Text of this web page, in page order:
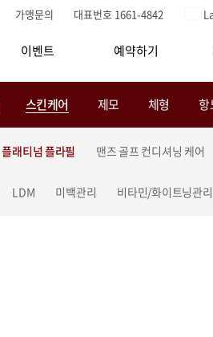
가맹문의 대표번호 1661-4842
이벤트 예약하기
스킨케어
플래티넘 플라필 맨즈 골프 컨디셔닝 케어
LDM 미백관리 비타민/화이트닝관리
제모 체형 항